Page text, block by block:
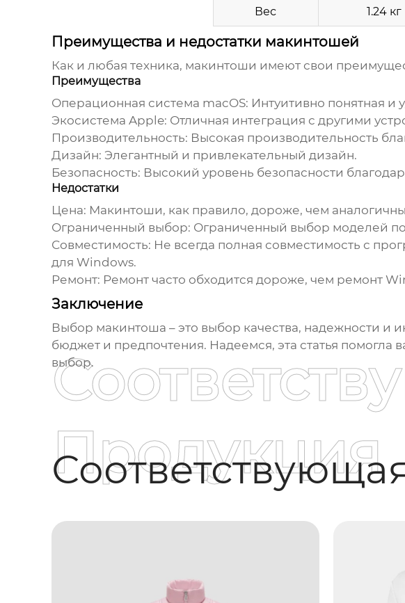
Вес 1.24 кг
Преимущества и недостатки макинтошей
Как и любая техника, макинтоши имеют свои
Преимущества
Операционная система macOS: Интуитивно понятная и
Экосистема Apple: Отличная интеграция с другими
Производительность: Высокая производительность
Дизайн: Элегантный и привлекательный дизайн.
Безопасность: Высокий уровень безопасности
Недостатки
Цена: Макинтоши, как правило, дороже, чем
Ограниченный выбор: Ограниченный выбор моделей
Совместимость: Не всегда полная совместимость с
для Windows.
Ремонт: Ремонт часто обходится дороже, чем ремонт
Заключение
Выбор макинтоша – это выбор качества, надежности и
бюджет и предпочтения. Надеемся, эта статья помогла
выбор.
Продукция